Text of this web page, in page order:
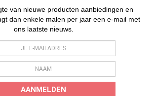
van nieuwe producten aanbiedingen en
dan enkele malen per jaar een e-mail met
ons laatste nieuws.
AANMELDEN